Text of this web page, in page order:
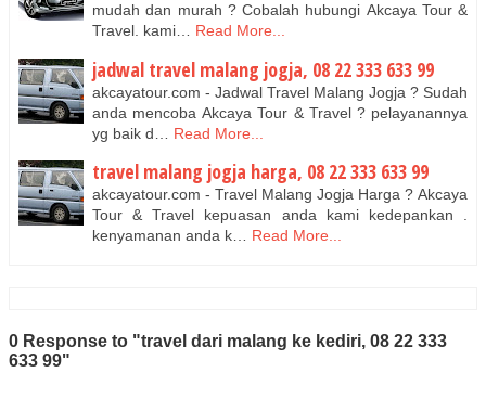
mudah dan murah ? Cobalah hubungi Akcaya Tour &
Travel. kami… Read More...
jadwal travel malang jogja, 08 22 333 633 99
akcayatour.com - Jadwal Travel Malang Jogja ? Sudah
anda mencoba Akcaya Tour & Travel ? pelayanannya
yg baik d…
Read More...
travel malang jogja harga, 08 22 333 633 99
akcayatour.com - Travel Malang Jogja Harga ? Akcaya
Tour & Travel kepuasan anda kami kedepankan .
kenyamanan anda k… Read More...
0 Response to "travel dari malang ke kediri, 08 22 333
633 99"